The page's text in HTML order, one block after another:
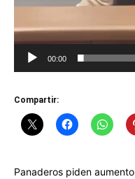
00:00
Compartir:
Panaderos piden aumento